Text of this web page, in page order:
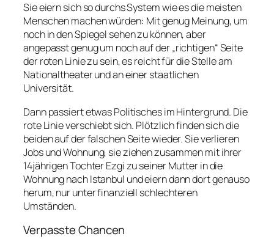
Sie eiern sich so durchs System wie es die meisten
Menschen machen würden: Mit genug Meinung, um
noch in den Spiegel sehen zu können, aber
angepasst genug um noch auf der „richtigen“ Seite
der roten Linie zu sein, es reicht für die Stelle am
Nationaltheater und an einer staatlichen
Universität.
Dann passiert etwas Politisches im Hintergrund. Die
rote Linie verschiebt sich. Plötzlich finden sich die
beiden auf der falschen Seite wieder. Sie verlieren
Jobs und Wohnung, sie ziehen zusammen mit ihrer
14jährigen Tochter Ezgi zu seiner Mutter in die
Wohnung nach Istanbul und eiern dann dort genauso
herum, nur unter finanziell schlechteren
Umständen.
Verpasste Chancen